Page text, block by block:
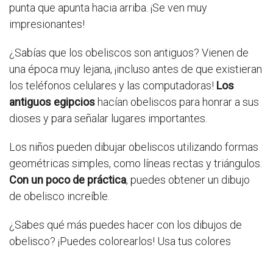
punta que apunta hacia arriba. ¡Se ven muy
impresionantes!
¿Sabías que los obeliscos son antiguos? Vienen de
una época muy lejana, ¡incluso antes de que existieran
los teléfonos celulares y las computadoras! Los
antiguos egipcios hacían obeliscos para honrar a sus
dioses y para señalar lugares importantes.
Los niños pueden dibujar obeliscos utilizando formas
geométricas simples, como líneas rectas y triángulos.
Con un poco de práctica, puedes obtener un dibujo
de obelisco increíble.
¿Sabes qué más puedes hacer con los dibujos de
obelisco? ¡Puedes colorearlos! Usa tus colores